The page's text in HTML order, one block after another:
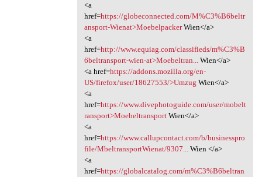
<a
href=https://globeconnected.com/M%C3%B6beltr
ansport-Wienat>MoebelpackerWien</a>
<a
href=http://www.equiag.com/classifieds/m%C3%B
6beltransport-wien-at>Moebeltran...Wien</a>
<a href=https://addons.mozilla.org/en-
US/firefox/user/18627553/>Umzug Wien</a>
<a
href=https://www.divephotoguide.com/user/mobelt
ransport>MoebeltransportWien</a>
<a
href=https://www.callupcontact.com/b/businesspro
file/MbeltransportWienat/9307...Wien </a>
<a
href=https://globalcatalog.com/m%C3%B6beltran